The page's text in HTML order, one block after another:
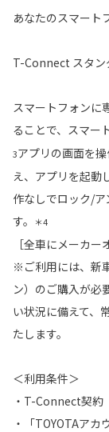
あなたのスマート
T-Connect スタン
スマートフォンに
ることで、スマー
3アプリの画面を
え、アプリを起動
作なしでロック/
す。
＊4
［全車にメーカー
※ご利用には、新
ン）のご購入が
い状況に備えて、
たします。
＜利用条件＞
・T-Connect契約
・「TOYOTAアカ